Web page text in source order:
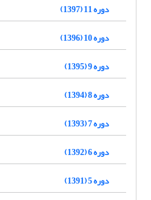
دوره 11 (1397)
دوره 10 (1396)
دوره 9 (1395)
دوره 8 (1394)
دوره 7 (1393)
دوره 6 (1392)
دوره 5 (1391)